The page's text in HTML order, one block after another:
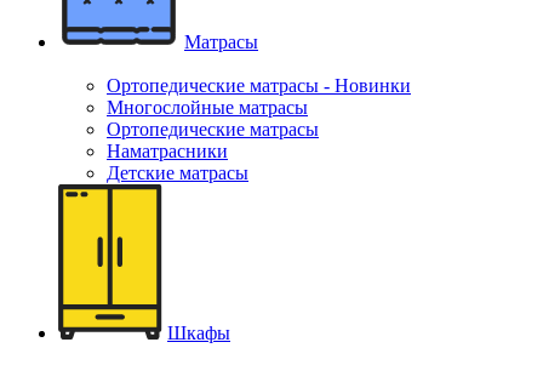
Матрасы
Ортопедические матрасы - Новинки
Многослойные матрасы
Ортопедические матрасы
Наматрасники
Детские матрасы
Шкафы